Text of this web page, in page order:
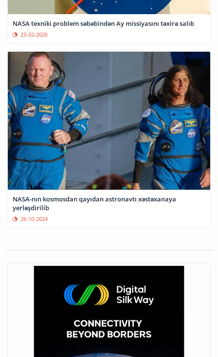
NASA texniki problem səbəbindən Ay missiyasını təxirə salıb
23-02-2026
NASA-nın kosmosdan qayıdan astronavtı xəstəxanaya
yerləşdirilib
26-10-2024